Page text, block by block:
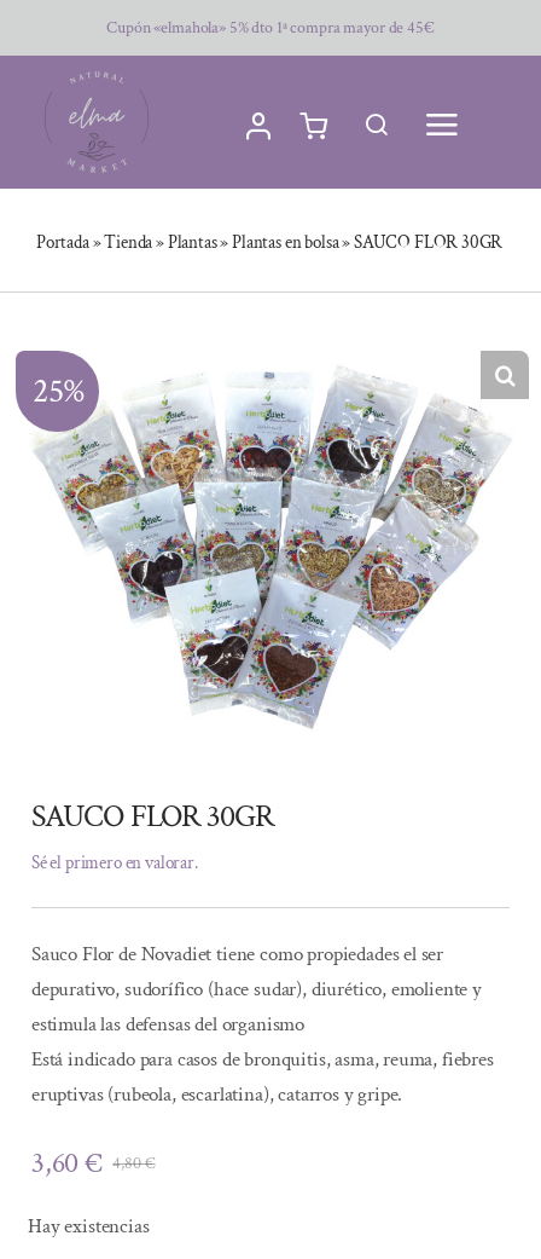
al
contenido
Cupón «elmahola» 5% dto 1ª compra mayor de 45€
Portada»Tienda»Plantas»Plantas en bolsa»SAUCO FLOR 30GR
25%
SAUCO FLOR 30GR
Sé el primero en valorar.
Sauco Flor de Novadiet tiene como propiedades el ser
depurativo, sudorífico (hace sudar), diurético, emoliente y
estimula las defensas del organismo
Está indicado para casos de bronquitis, asma, reuma, fiebres
eruptivas (rubeola, escarlatina), catarros y gripe.
4,80€El
3,60€
El
Hay existencias